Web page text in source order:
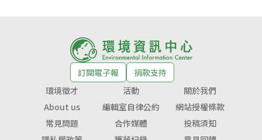
訂閱電子報
捐款支持
環境徵才
活動
關於我們
About us
編輯室自律公約
網站授權條款
常見問題
合作媒體
投稿須知